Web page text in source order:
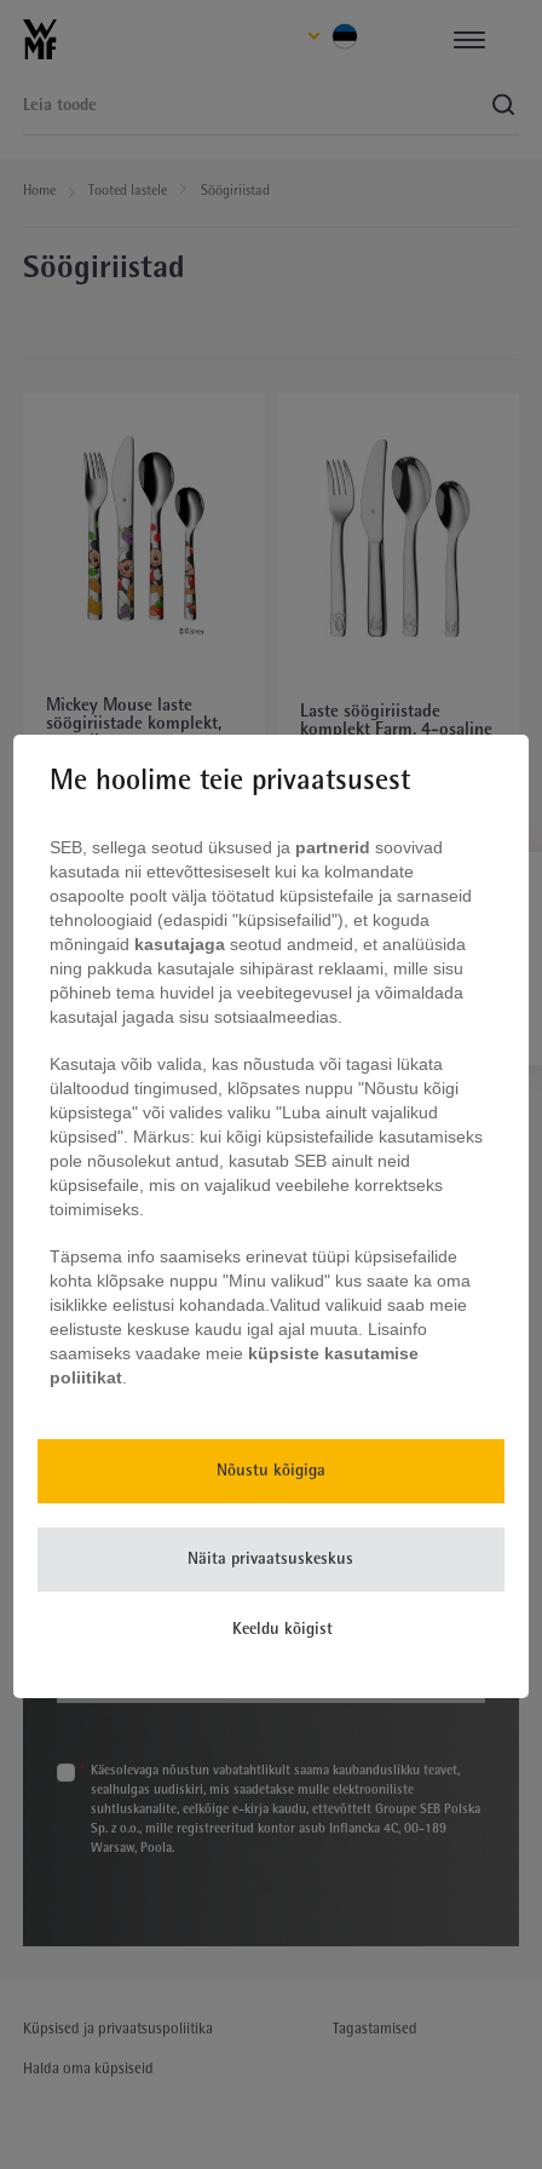
Home Tooted lastele Söögiriistad
Söögiriistad
Mickey Mouse laste
söögiriistade komplekt,
Laste söögiriistade
komplekt Farm, 4-osaline
Laste söögiriistade
komplekt Lion King, 4-
osaline
Laste söögiriistade
komplekt Jungle Book, 4-
osaline
Lk kohta 24
Meiega ei jää te millestki ilma!
Ühinege meie uudiskirja tellijatega ja nautige uusimat teavet.
Hoiame teid kursis ehtivate allahindluste, eripakkumiste,
müügikampaaniate ja uute toodetega.
*
Käesolevaga nõustun vabatahtlikult saama kaubanduslikku teavet,
sealhulgas uudiskiri, mis saadetakse mulle elektrooniliste
suhtluskanalite, eelkõige e-kirja kaudu, ettevõttelt Groupe SEB Polska
Sp. z o.o., mille registreeritud kontor asub Inflancka 4C, 00-189
Warsaw, Poola.
Klõpsake siin, et tellida meie
uudiskiri!
Registreeru
KOKKUPANEK
Küpsised ja privaatsuspoliitika
Halda oma küpsiseid
Tagastamised
Me hoolime teie privaatsusest
SEB, sellega seotud üksused ja partnerid soovivad
kasutada nii ettevõttesiseselt kui ka kolmandate
osapoolte poolt välja töötatud küpsistefaile ja sarnaseid
tehnoloogiaid (edaspidi "küpsisefailid"), et koguda
mõningaid kasutajaga seotud andmeid, et analüüsida
ning pakkuda kasutajale sihipärast reklaami, mille sisu
põhineb tema huvidel ja veebitegevusel ja võimaldada
kasutajal jagada sisu sotsiaalmeedias.
Kasutaja võib valida, kas nõustuda või tagasi lükata
ülaltoodud tingimused, klõpsates nuppu "Nõustu kõigi
küpsistega" või valides valiku "Luba ainult vajalikud
küpsised". Märkus: kui kõigi küpsistefailide kasutamiseks
pole nõusolekut antud, kasutab SEB ainult neid
küpsisefaile, mis on vajalikud veebilehe korrektseks
toimimiseks.
Täpsema info saamiseks erinevat tüüpi küpsisefailide
kohta klõpsake nuppu "Minu valikud" kus saate ka oma
isiklikke eelistusi kohandada. Valitud valikuid saab meie
eelistuste keskuse kaudu igal ajal muuta. Lisainfo
saamiseks vaadake meie küpsiste kasutamise
poliitikat
Nõustu kõigiga
Näita privaatsuskeskus
Keeldu kõigist